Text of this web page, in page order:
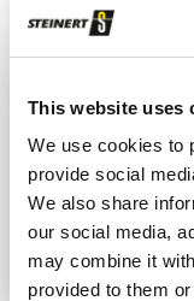
This website uses
We use cookies to
provide social
We also share
our social media,
may combine it
provided to them
widerrufen.
YOUTUBE-
Ich bin damit
Inhalte angezeigt
personenbezogene
übermittelt werden